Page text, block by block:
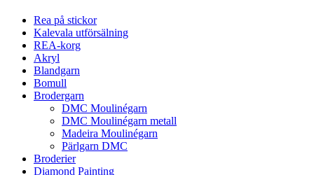
Rea på stickor
Kalevala utförsälning
REA-korg
Akryl
Blandgarn
Bomull
Brodergarn
DMC Moulinégarn
DMC Moulinégarn metall
Madeira Moulinégarn
Pärlgarn DMC
Broderier
Diamond Painting